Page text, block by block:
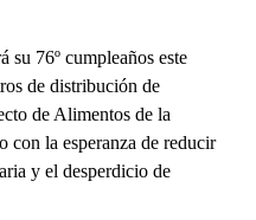
76º cumpleaños este
de distribución de
de Alimentos de la
con la esperanza de reducir
y el desperdicio de